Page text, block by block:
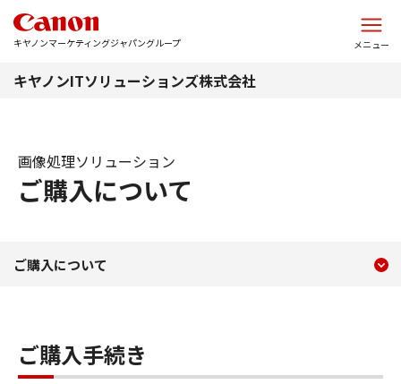
キヤノンマーケティングジャパングループ メニュー
キヤノンITソリューションズ株式会社
ご購入について
画像処理ソリューション
現在のコンテンツ
ご購入について
ご購入手続き